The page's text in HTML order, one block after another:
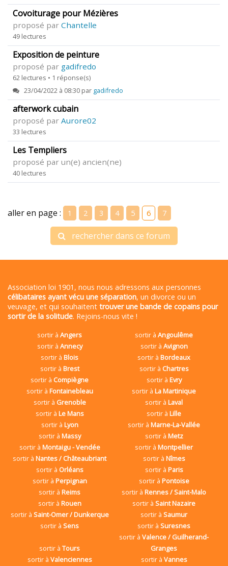
Covoiturage pour Mézières
proposé par Chantelle
49 lectures
Exposition de peinture
proposé par gadifredo
62 lectures • 1 réponse(s)
23/04/2022 à 08:30 par gadifredo
afterwork cubain
proposé par Aurore02
33 lectures
Les Templiers
proposé par un(e) ancien(ne)
40 lectures
aller en page : 1 2 3 4 5 6 7
rechercher dans ce forum
Association loi 1901, nous nous adressons aux personnes
célibataires ayant vécu une séparation, un divorce ou un
veuvage, et qui souhaitent trouver une bande de copains pour
sortir de la solitude. Rejoins-nous vite !
sortir àAngers sortir àAngoulême
sortir à Annecy sortir à Avignon
sortir àBlois sortir àBordeaux
sortir à Brest sortir à Chartres
sortir à Compiègne sortir à Evry
sortir à Fontainebleau sortir àLa Martinique
sortir à Grenoble sortir àLaval
sortir à Le Mans sortir àLille
sortir à Lyon sortir àMarne-La-Vallée
sortir à Massy sortir à Metz
sortir à Montaigu - Vendée sortir àMontpellier
sortir àNantes / Châteaubriant sortir à Nîmes
sortir à Orléans sortir à Paris
sortir à Perpignan sortir à Pontoise
sortir àReims sortir àRennes / Saint-Malo
sortir à Rouen sortir àSaint Nazaire
sortir à Saint-Omer / Dunkerque sortir àSaumur
sortir àSens sortir àSuresnes
sortir àTours
sortir àValence / Guilherand-
Granges
sortir à Valenciennes sortir à Vannes